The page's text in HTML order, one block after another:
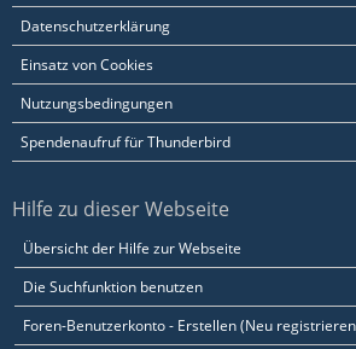
Datenschutzerklärung
Einsatz von Cookies
Nutzungsbedingungen
Spendenaufruf für Thunderbird
Hilfe zu dieser Webseite
Übersicht der Hilfe zur Webseite
Die Suchfunktion benutzen
Foren-Benutzerkonto - Erstellen (Neu